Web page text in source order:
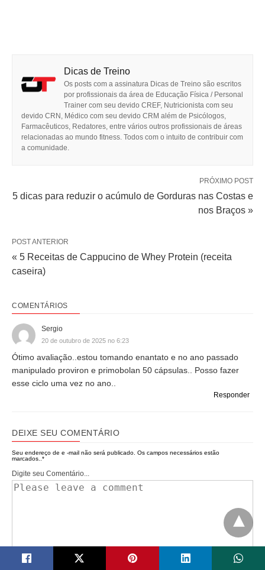
Dicas de Treino
Os posts com a assinatura Dicas de Treino são escritos
por profissionais da área de Educação Física / Personal
Trainer com seu devido CREF, Nutricionista com seu
devido CRN, Médico com seu devido CRM além de Psicólogos,
Farmacêuticos, Redatores, entre vários outros profissionais de áreas
relacionadas ao mundo fitness. Todos com o intuito de contribuir com
a comunidade.
PRÓXIMO POST
5 dicas para reduzir o acúmulo de Gorduras nas Costas e
nos Braços »
POST ANTERIOR
« 5 Receitas de Cappucino de Whey Protein (receita
caseira)
COMENTÁRIOS
Sergio
20 de outubro de 2025 no 6:23
Ótimo avaliação..estou tomando enantato e no ano passado
manipulado proviron e primobolan 50 cápsulas.. Posso fazer
esse ciclo uma vez no ano..
Responder
DEIXE SEU COMENTÁRIO
Seu endereço de e -mail não será publicado. Os campos necessários estão
marcados.. *
Digite seu Comentário...